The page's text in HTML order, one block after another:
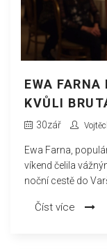
EWA
KVŮLI
SKONČILA
30zář
Ewa Farna,
víkend čelila
noční cestě do
vystoupit na
Číst více